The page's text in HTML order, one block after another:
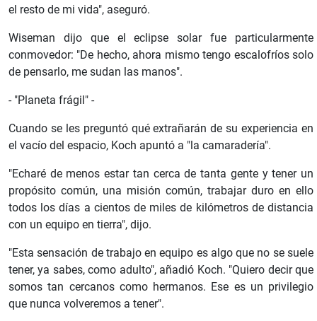
el resto de mi vida", aseguró.
Wiseman dijo que el eclipse solar fue particularmente
conmovedor: "De hecho, ahora mismo tengo escalofríos solo
de pensarlo, me sudan las manos".
- "Planeta frágil" -
Cuando se les preguntó qué extrañarán de su experiencia en
el vacío del espacio, Koch apuntó a "la camaradería".
"Echaré de menos estar tan cerca de tanta gente y tener un
propósito común, una misión común, trabajar duro en ello
todos los días a cientos de miles de kilómetros de distancia
con un equipo en tierra", dijo.
"Esta sensación de trabajo en equipo es algo que no se suele
tener, ya sabes, como adulto", añadió Koch. "Quiero decir que
somos tan cercanos como hermanos. Ese es un privilegio
que nunca volveremos a tener".